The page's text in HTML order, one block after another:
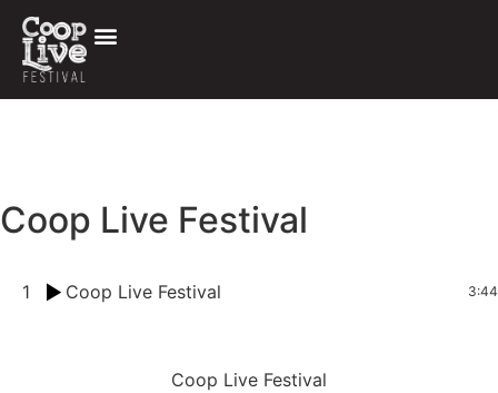
Coop Live Festival
1 Coop Live Festival 3:44
Coop Live Festival